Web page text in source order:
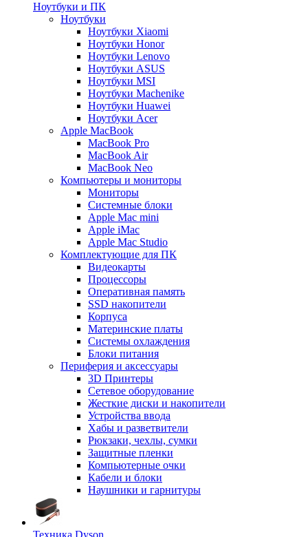
Ноутбуки и ПК
Ноутбуки
Ноутбуки Xiaomi
Ноутбуки Honor
Ноутбуки Lenovo
Ноутбуки ASUS
Ноутбуки MSI
Ноутбуки Machenike
Ноутбуки Huawei
Ноутбуки Acer
Apple MacBook
MacBook Pro
MacBook Air
MacBook Neo
Компьютеры и мониторы
Мониторы
Системные блоки
Apple Mac mini
Apple iMac
Apple Mac Studio
Комплектующие для ПК
Видеокарты
Процессоры
Оперативная память
SSD накопители
Корпуса
Материнские платы
Системы охлаждения
Блоки питания
Периферия и аксессуары
3D Принтеры
Сетевое оборудование
Жесткие диски и накопители
Устройства ввода
Хабы и разветвители
Рюкзаки, чехлы, сумки
Защитные пленки
Компьютерные очки
Кабели и блоки
Наушники и гарнитуры
Техника Dyson